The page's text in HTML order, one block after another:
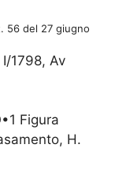
56 del 27 giugno
1798, Av
Figura
H.